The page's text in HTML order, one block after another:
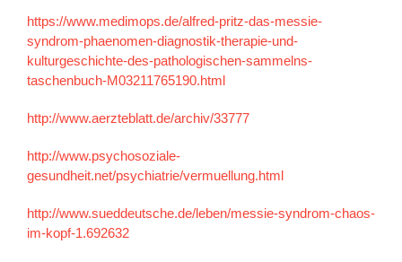
https://www.medimops.de/alfred-pritz-das-messie-
syndrom-phaenomen-diagnostik-therapie-und-
kulturgeschichte-des-pathologischen-sammelns-
taschenbuch-M03211765190.html
http://www.aerzteblatt.de/archiv/33777
http://www.psychosoziale-
gesundheit.net/psychiatrie/vermuellung.html
http://www.sueddeutsche.de/leben/messie-syndrom-chaos-
im-kopf-1.692632